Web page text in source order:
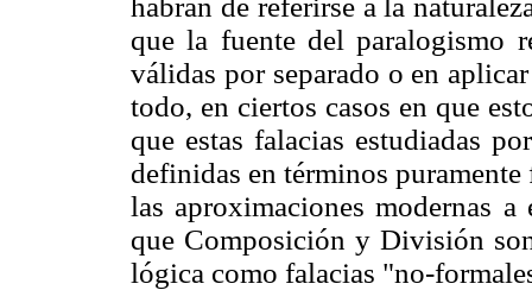
que la fuente del paralogismo
válidas por separado o en
todo, en ciertos casos en que
que estas falacias estudiadas
definidas en términos
las aproximaciones modernas
que Composición y División
lógica como falacias "no-